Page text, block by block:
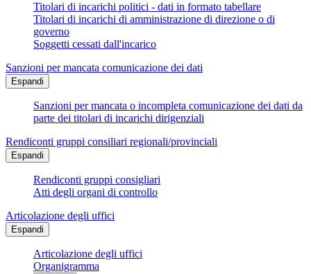
Titolari di incarichi politici - dati in formato tabellare
Titolari di incarichi di amministrazione di direzione o di
governo
Soggetti cessati dall'incarico
Sanzioni per mancata comunicazione dei dati
Espandi
Sanzioni per mancata o incompleta comunicazione dei dati da
parte dei titolari di incarichi dirigenziali
Rendiconti gruppi consiliari regionali/provinciali
Espandi
Rendiconti gruppi consigliari
Atti degli organi di controllo
Articolazione degli uffici
Espandi
Articolazione degli uffici
Organigramma